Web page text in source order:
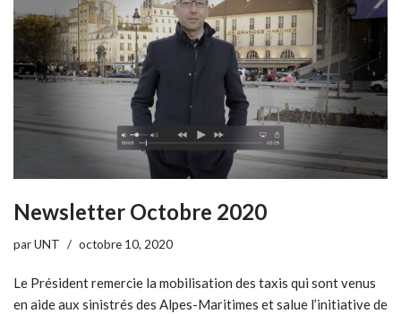
Newsletter Octobre 2020
parUNT octobre 10, 2020
Le Président remercie la mobilisation des taxis qui sont venus
en aide aux sinistrés des Alpes-Maritimes et salue l’initiative de